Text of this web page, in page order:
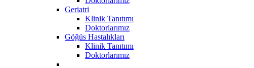
Geriatri
Klinik Tanıtımı
Doktorlarımız
Göğüs Hastalıkları
Klinik Tanıtımı
Doktorlarımız